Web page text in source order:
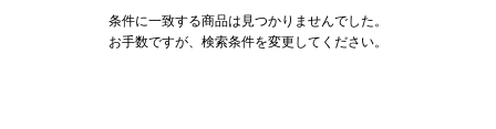
条件に一致する商品は見つかりませんでした。
お手数ですが、検索条件を変更してください。